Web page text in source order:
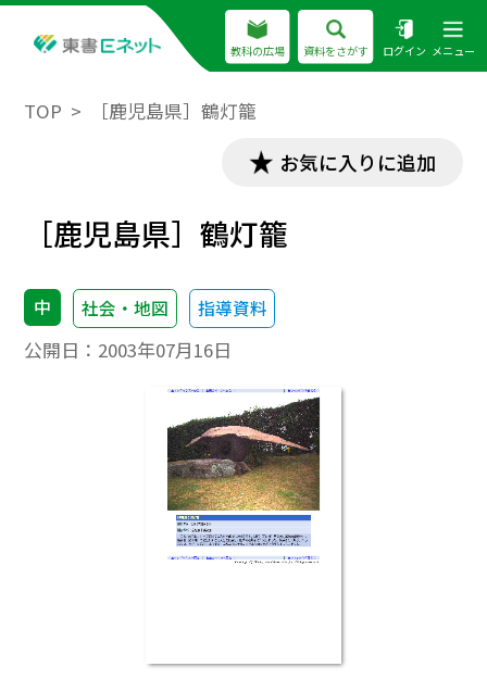
教科の広場 資料をさがす ログイン メニュー
TOP ［鹿児島県］鶴灯籠
お気に入りに追加
［鹿児島県］鶴灯籠
中 社会・地図 指導資料
公開日： 2003年07月16日